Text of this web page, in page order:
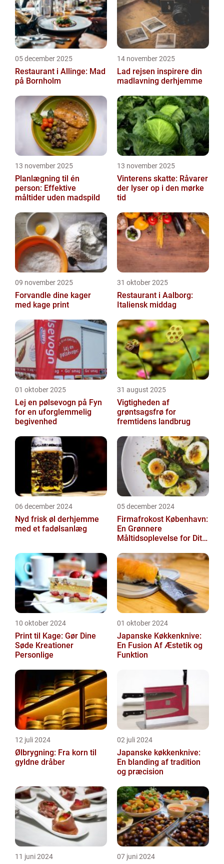
05 december 2025
Restaurant i Allinge: Mad
på Bornholm
14 november 2025
Lad rejsen inspirere din
madlavning derhjemme
13 november 2025
Planlægning til én
person: Effektive
måltider uden madspild
13 november 2025
Vinterens skatte: Råvarer
der lyser op i den mørke
tid
09 november 2025
Forvandle dine kager
med kage print
31 oktober 2025
Restaurant i Aalborg:
Italiensk middag
01 oktober 2025
Lej en pølsevogn på Fyn
for en uforglemmelig
begivenhed
31 august 2025
Vigtigheden af
grøntsagsfrø for
fremtidens landbrug
06 december 2024
Nyd frisk øl derhjemme
med et fadølsanlæg
05 december 2024
Firmafrokost København:
En Grønnere
Måltidsoplevelse for Dit
10 oktober 2024
Print til Kage: Gør Dine
Søde Kreationer
Personlige
01 oktober 2024
Japanske Køkkenknive:
En Fusion Af Æstetik og
Funktion
12 juli 2024
Ølbrygning: Fra korn til
gyldne dråber
02 juli 2024
Japanske køkkenknive:
En blanding af tradition
og præcision
11 juni 2024 07 juni 2024